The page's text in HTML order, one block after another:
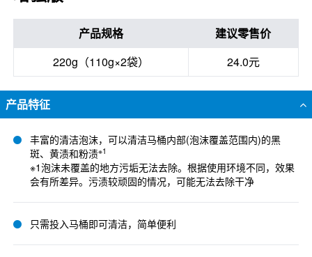
产品规格
建议零售价
220g（110g×2袋）
24.0元
产品特征
丰富的清洁泡沫，可以清洁马桶内部(泡沫覆盖范围内)的黑
斑、黄渍和粉渍※1
※1泡沫未覆盖的地方污垢无法去除。根据使用环境不同，效果
会有所差异。污渍较顽固的情况，可能无法去除干净
只需投入马桶即可清洁，简单便利